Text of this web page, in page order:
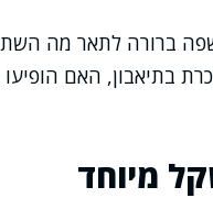
שפה ברורה לתאר מה
בתיאבון, האם
מיוחד